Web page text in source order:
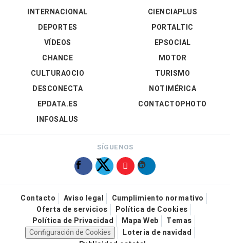
INTERNACIONAL
DEPORTES
VÍDEOS
CIENCIAPLUS
PORTALTIC
EPSOCIAL
CHANCE
CULTURAOCIO
DESCONECTA
EPDATA.ES
INFOSALUS
MOTOR
TURISMO
NOTIMÉRICA
CONTACTOPHOTO
SÍGUENOS
Contacto Aviso legal
Cumplimiento normativo
Oferta de servicios
Política de Cookies
Política de Privacidad
Mapa Web
Temas
Configuración de Cookies
Loteria de navidad